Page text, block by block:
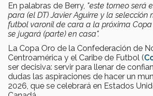
En palabras de Berry, "este torneo será
para (el DT) Javier Aguirre y la selección
futbol varonil de cara a la próxima
se jugará (parte) en casa".
La Copa Oro de la Confederación de
Centroamérica y el Caribe de Futbol (
ser decisiva: servir para llenar de
dudas las aspiraciones de hacer un
2026, que se celebrará en Estados